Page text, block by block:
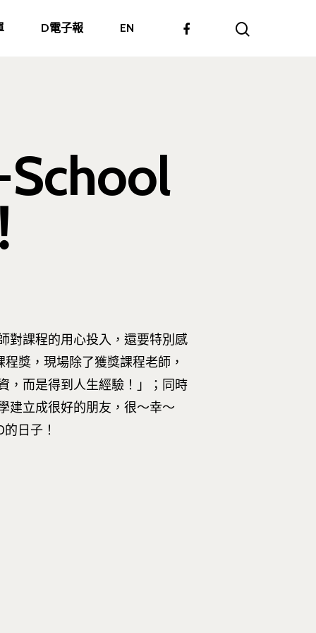
D電子報 EN
School
對課程的用心投入，還要特別感
獎，現場除了獲獎課程老師，
，而是得到人生經驗！」；同時
建立成很好的朋友，很～幸～
日子！